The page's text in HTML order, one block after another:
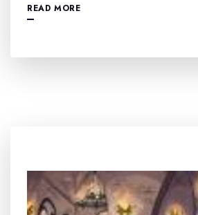
READ MORE